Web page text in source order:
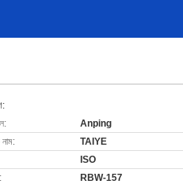
Anping
নাম:
TAIYE
ISO
RBW-157